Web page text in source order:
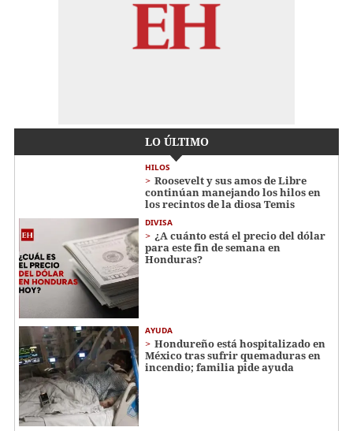
LO ÚLTIMO
HILOS
Roosevelt y sus amos de Libre
continúan manejando los hilos en
los recintos de la diosa Temis
DIVISA
¿A cuánto está el precio del dólar
para este fin de semana en
Honduras?
AYUDA
Hondureño está hospitalizado en
México tras sufrir quemaduras en
incendio; familia pide ayuda